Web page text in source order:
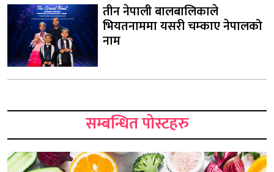
तीन नेपाली बालबालिकाले
भियतनाममा यसरी चम्काए नेपालको
नाम
सम्बन्धित पोस्टहरु